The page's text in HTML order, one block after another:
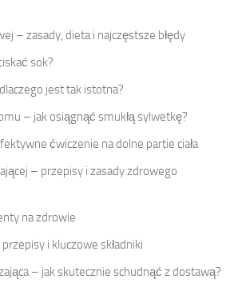
– zasady, dieta i najczęstsze błędy
sok?
jest tak istotna?
– jak osiągnąć smukłą sylwetkę?
ćwiczenie na dolne partie ciała
– przepisy i zasady zdrowego
na zdrowie
i kluczowe składniki
– jak skutecznie schudnąć z dostawą?